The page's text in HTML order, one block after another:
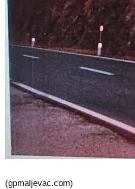
(gpmaljevac.com)